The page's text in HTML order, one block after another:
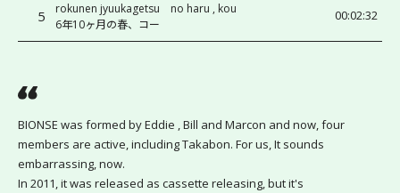
5
rokunen jyuukagetsu no haru , kou
6年10ヶ月の春、コー
00:02:32
BIONSE was formed by Eddie , Bill and Marcon and now, four
members are active, including Takabon. For us, It sounds
embarrassing, now.
In 2011, it was released as cassette releasing, but it's